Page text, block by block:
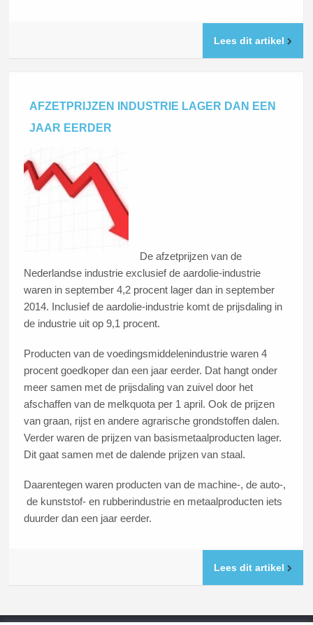
Lees dit artikel
AFZETPRIJZEN INDUSTRIE LAGER DAN EEN
JAAR EERDER
De afzetprijzen van de
Nederlandse industrie exclusief de aardolie-industrie
waren in september 4,2 procent lager dan in september
2014. Inclusief de aardolie-industrie komt de prijsdaling in
de industrie uit op 9,1 procent.
Producten van de voedingsmiddelenindustrie waren 4
procent goedkoper dan een jaar eerder. Dat hangt onder
meer samen met de prijsdaling van zuivel door het
afschaffen van de melkquota per 1 april. Ook de prijzen
van graan, rijst en andere agrarische grondstoffen dalen.
Verder waren de prijzen van basismetaalproducten lager.
Dit gaat samen met de dalende prijzen van staal.
Daarentegen waren producten van de machine-, de auto-,
de kunststof- en rubberindustrie en metaalproducten iets
duurder dan een jaar eerder.
Lees dit artikel